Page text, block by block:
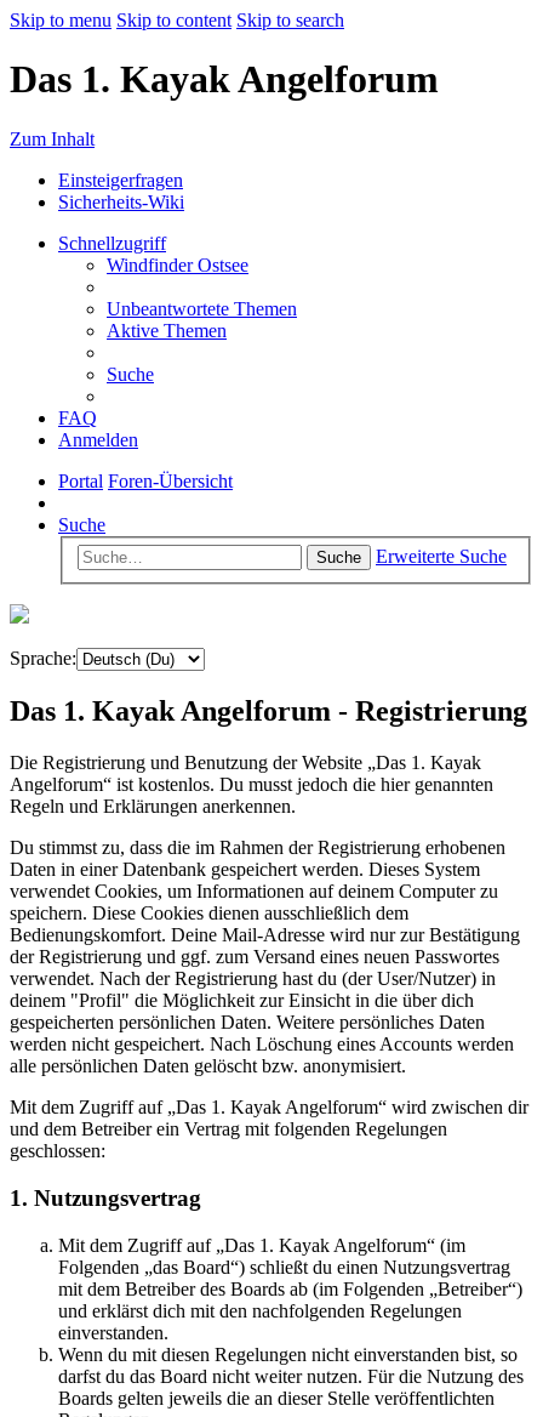
Skip to menu Skip to content Skip to search
Das 1. Kayak Angelforum
Zum Inhalt
Einsteigerfragen
Sicherheits-Wiki
Schnellzugriff
Windfinder Ostsee
Unbeantwortete Themen
Aktive Themen
Suche
FAQ
Anmelden
Portal Foren-Übersicht
Suche
Suche Erweiterte Suche
Sprache:
Das 1. Kayak Angelforum - Registrierung
Die Registrierung und Benutzung der Website „Das 1. Kayak
Angelforum“ ist kostenlos. Du musst jedoch die hier genannten
Regeln und Erklärungen anerkennen.
Du stimmst zu, dass die im Rahmen der Registrierung erhobenen
Daten in einer Datenbank gespeichert werden. Dieses System
verwendet Cookies, um Informationen auf deinem Computer zu
speichern. Diese Cookies dienen ausschließlich dem
Bedienungskomfort. Deine Mail-Adresse wird nur zur Bestätigung
der Registrierung und ggf. zum Versand eines neuen Passwortes
verwendet. Nach der Registrierung hast du (der User/Nutzer) in
deinem "Profil" die Möglichkeit zur Einsicht in die über dich
gespeicherten persönlichen Daten. Weitere persönliches Daten
werden nicht gespeichert. Nach Löschung eines Accounts werden
alle persönlichen Daten gelöscht bzw. anonymisiert.
Mit dem Zugriff auf „Das 1. Kayak Angelforum“ wird zwischen dir
und dem Betreiber ein Vertrag mit folgenden Regelungen
geschlossen:
1. Nutzungsvertrag
Mit dem Zugriff auf „Das 1. Kayak Angelforum“ (im
Folgenden „das Board“) schließt du einen Nutzungsvertrag
mit dem Betreiber des Boards ab (im Folgenden „Betreiber“)
und erklärst dich mit den nachfolgenden Regelungen
einverstanden.
Wenn du mit diesen Regelungen nicht einverstanden bist, so
darfst du das Board nicht weiter nutzen. Für die Nutzung des
Boards gelten jeweils die an dieser Stelle veröffentlichten